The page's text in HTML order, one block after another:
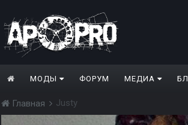
МОДЫ ФОРУМ МЕДИА
Главная Justy